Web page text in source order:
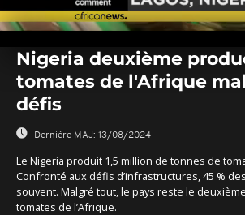
seconds
seconds
Nigeria deuxième
tomates de l'Afrique
défis
Dernière MAJ: 13/08/2024
Le Nigeria produit 1,5 million de tonnes de
Confronté aux défis d’infrastructures, 45 %
souvent. Malgré tout, le pays reste le
tomates de l’Afrique.